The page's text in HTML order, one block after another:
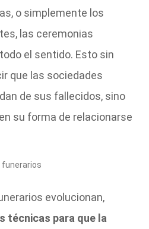
o simplemente los
las ceremonias
el sentido. Esto sin
que las sociedades
de sus fallecidos, sino
su forma de relacionarse
funerarios
evolucionan,
técnicas para que la